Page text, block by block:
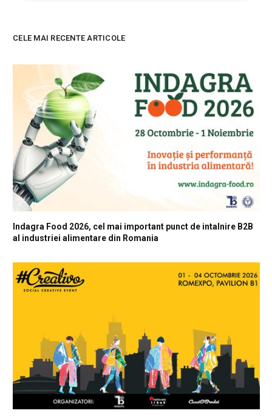
CELE MAI RECENTE ARTICOLE
Indagra Food 2026, cel mai important punct de intalnire B2B
al industriei alimentare din Romania